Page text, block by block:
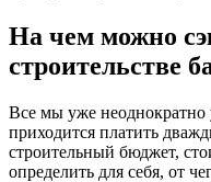
На чем можно
строительстве
Все мы уже неоднократно
приходится платить
строительный бюджет,
определить для себя, от